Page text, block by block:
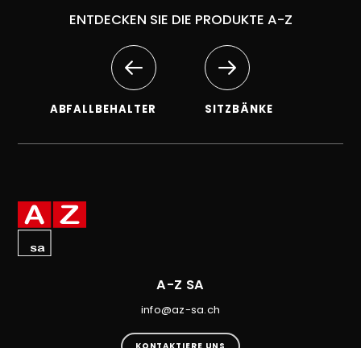
ENTDECKEN SIE DIE PRODUKTE A-Z
ABFALLBEHALTER SITZBÄNKE
A-Z SA
info@az-sa.ch